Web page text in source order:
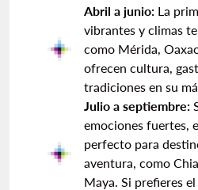
Abril a junio: La
vibrantes y climas
como Mérida,
ofrecen cultura,
tradiciones en su
Julio a septiembre:
emociones fuertes,
perfecto para
aventura, como
Maya. Si prefieres